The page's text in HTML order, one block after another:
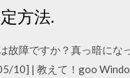
方法.
故障ですか？真っ暗に
10] | 教えて！goo